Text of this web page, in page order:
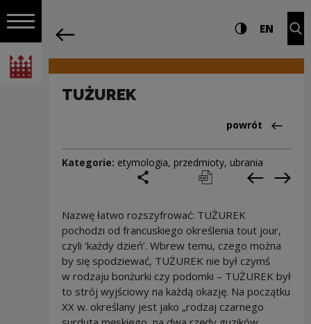
Włącz nawigację
Narodowe Centrum Kultury
Nawigacja Ustawienia i Wysoki
EN
TUŻUREK
Powrót
powrót
Kategorie: etymologia, przedmioty, ubrania
podziel się
drukuj pobierz
Nazwę łatwo rozszyfrować: TUŻUREK
pochodzi od francuskiego określenia tout jour,
czyli ‘każdy dzień’. Wbrew temu, czego można
by się spodziewać, TUŻUREK nie był czymś
w rodzaju bonżurki czy podomki – TUŻUREK był
to strój wyjściowy na każdą okazję. Na początku
XX w. określany jest jako „rodzaj czarnego